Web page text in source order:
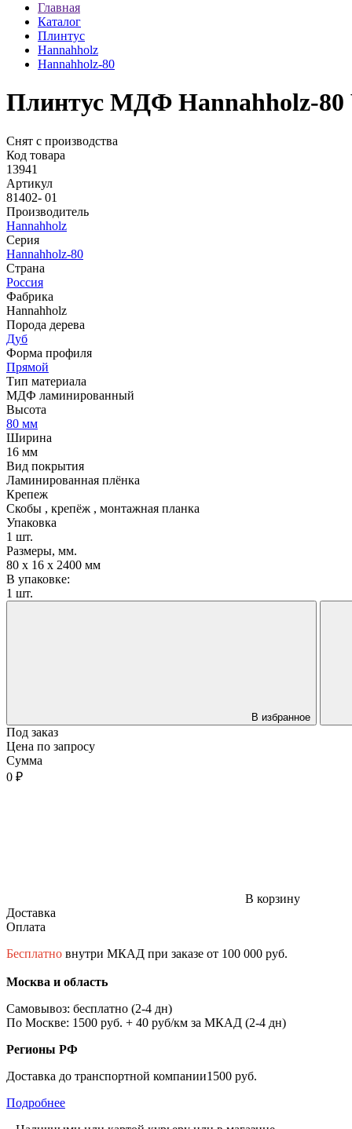
Главная
Каталог
Плинтус
Hannahholz
Hannahholz-80
Плинтус МДФ Hannahholz-80
Снят с производства
Код товара
13941
Артикул
81402- 01
Производитель
Hannahholz
Серия
Hannahholz-80
Страна
Россия
Фабрика
Hannahholz
Порода дерева
Дуб
Форма профиля
Прямой
Тип материала
МДФ ламинированный
Высота
80 мм
Ширина
16 мм
Вид покрытия
Ламинированная плёнка
Крепеж
Скобы , крепёж , монтажная планка
Упаковка
1 шт.
Размеры, мм.
80 х 16 х 2400 мм
В упаковке:
1 шт.
В избранное
Под заказ
Цена по запросу
Сумма
0 ₽
В корзину
Доставка
Оплата
Бесплатно внутри МКАД при заказе от 100 000 руб.
Москва и область
Самовывоз: бесплатно (2-4 дн)
По Москве: 1500 руб. + 40 руб/км за МКАД (2-4 дн)
Регионы РФ
Доставка до транспортной компании1500 руб.
Подробнее